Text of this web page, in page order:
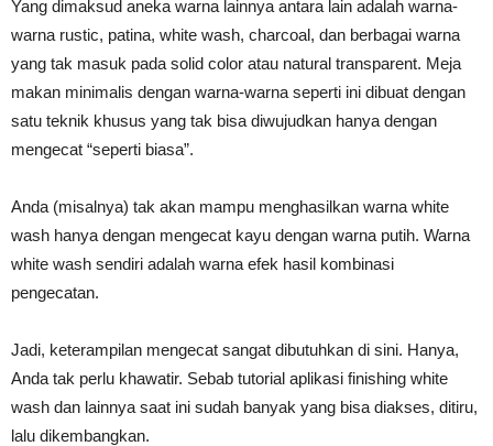
Yang dimaksud aneka warna lainnya antara lain adalah warna-
warna rustic, patina, white wash, charcoal, dan berbagai warna
yang tak masuk pada solid color atau natural transparent. Meja
makan minimalis dengan warna-warna seperti ini dibuat dengan
satu teknik khusus yang tak bisa diwujudkan hanya dengan
mengecat “seperti biasa”.
Anda (misalnya) tak akan mampu menghasilkan warna white
wash hanya dengan mengecat kayu dengan warna putih. Warna
white wash sendiri adalah warna efek hasil kombinasi
pengecatan.
Jadi, keterampilan mengecat sangat dibutuhkan di sini. Hanya,
Anda tak perlu khawatir. Sebab tutorial aplikasi finishing white
wash dan lainnya saat ini sudah banyak yang bisa diakses, ditiru,
lalu dikembangkan.